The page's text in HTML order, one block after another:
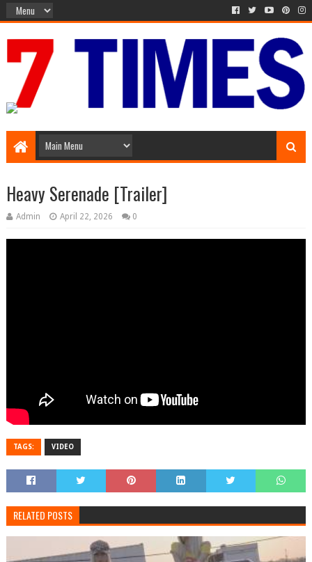
Heavy Serenade [Trailer]
Admin April 22, 2026 0
TAGS: VIDEO
RELATED POSTS